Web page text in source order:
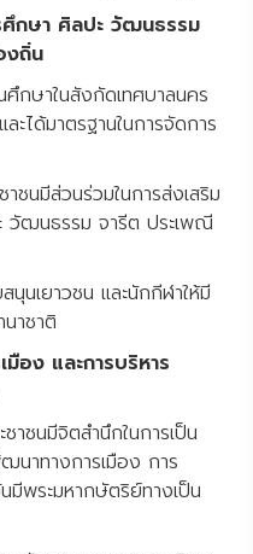
กษา ศิลปะ วัฒนธรรม
งถิ่น
กัดเทศบาลนคร
ได้มาตรฐานในการจัดการ
มในการส่งเสริม
วัฒนธรรม จารีต ประเพณี
และนักกีฬาให้มี
าชาติ
อง และการบริหาร
ชาชนมีจิตสำนึกในการเป็น
นาทางการเมือง การ
มีพระมหากษัตริย์ทางเป็น